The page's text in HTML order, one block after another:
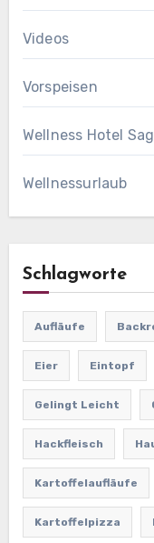
Videos
Vorspeisen
Wellness Hotel
Wellnessurlaub
Schlagworte
Aufläufe
Eier Eintopf
Gelingt Leicht
Hackfleisch
Kartoffelaufläufe
Kartoffelpizza